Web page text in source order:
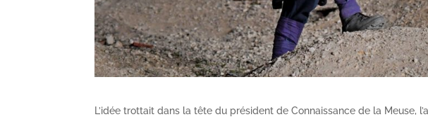
L’idée trottait dans la tête du président de Connaissance de la Meuse,